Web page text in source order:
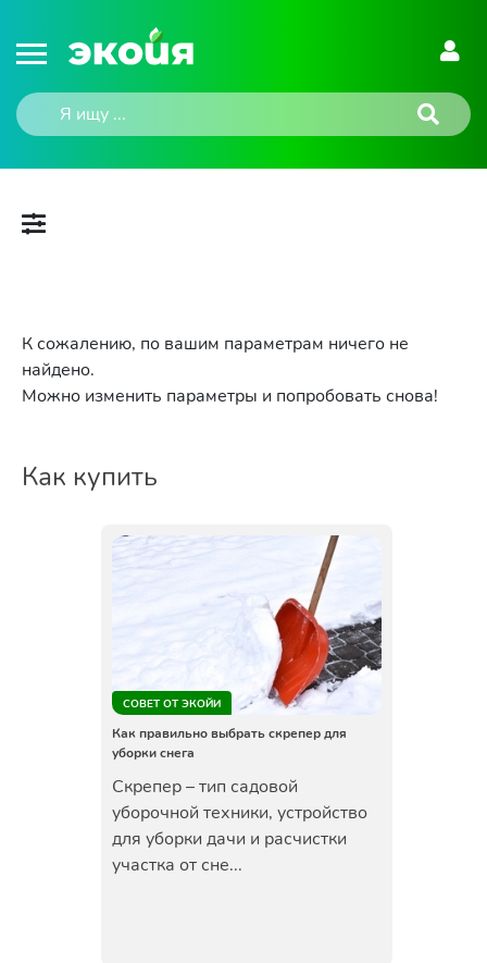
К сожалению, по вашим параметрам ничего не
найдено.
Можно изменить параметры и попробовать снова!
Как купить
СОВЕТ ОТ ЭКОЙИ
Как правильно выбрать скрепер для
уборки снега
Скрепер – тип садовой
уборочной техники, устройство
для уборки дачи и расчистки
участка от сне...